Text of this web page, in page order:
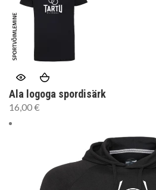
Ala logoga spordisärk
16,00€